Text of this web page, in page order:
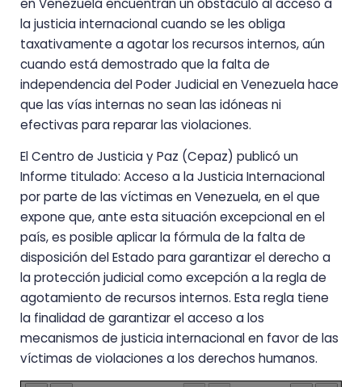
en Venezuela encuentran un obstáculo al acceso a
la justicia internacional cuando se les obliga
taxativamente a agotar los recursos internos, aún
cuando está demostrado que la falta de
independencia del Poder Judicial en Venezuela hace
que las vías internas no sean las idóneas ni
efectivas para reparar las violaciones.
El Centro de Justicia y Paz (Cepaz) publicó un
Informe titulado: Acceso a la Justicia Internacional
por parte de las víctimas en Venezuela, en el que
expone que, ante esta situación excepcional en el
país, es posible aplicar la fórmula de la falta de
disposición del Estado para garantizar el derecho a
la protección judicial como excepción a la regla de
agotamiento de recursos internos. Esta regla tiene
la finalidad de garantizar el acceso a los
mecanismos de justicia internacional en favor de las
víctimas de violaciones a los derechos humanos.